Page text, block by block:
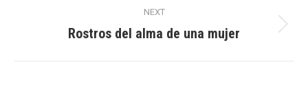
NEXT
Next
Rostros del alma de una mujer